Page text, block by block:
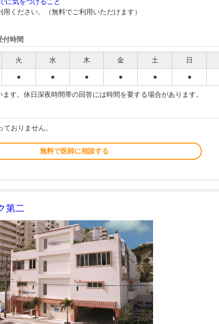
用ください。（無料でご利用いただけます）
付時間
火 水 木 金 土 日
● ● ● ● ● ●
す。休日深夜時間帯の回答には時間を要する場合があります。
おりません。
無料で医師に相談する
第二